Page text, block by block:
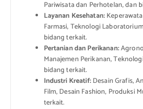
Pariwisata dan Perhotelan, dan
Layanan Kesehatan:
Farmasi, Teknologi
bidang terkait.
Pertanian dan Perikanan:
Manajemen Perikanan,
bidang terkait.
Industri Kreatif:Desain Grafis,
Film, Desain Fashion, Produksi
terkait.